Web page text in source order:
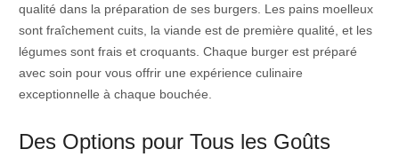
qualité dans la préparation de ses burgers. Les pains moelleux
sont fraîchement cuits, la viande est de première qualité, et les
légumes sont frais et croquants. Chaque burger est préparé
avec soin pour vous offrir une expérience culinaire
exceptionnelle à chaque bouchée.
Des Options pour Tous les Goûts